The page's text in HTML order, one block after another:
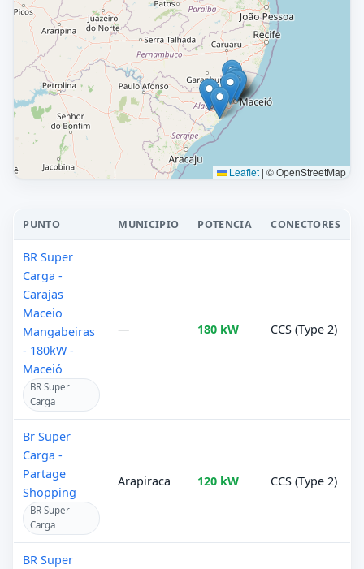
Leaflet | © OpenStreetMap
PUNTO MUNICIPIO POTENCIA CONECTORES
BR Super
Carga -
Carajas
Maceio
Mangabeiras
- 180kW -
Maceió
BR Super
Carga
— 180 kW CCS (Type 2)
Br Super
Carga -
Partage
Shopping
BR Super
Carga
Arapiraca 120 kW CCS (Type 2)
BR Super